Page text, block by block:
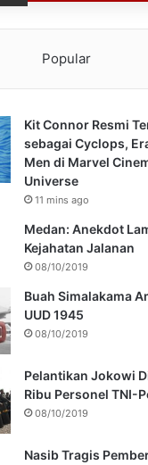
Popular
Kit Connor Resmi
sebagai Cyclops,
Men di Marvel
Universe
11 mins ago
Medan: Anekdot
Kejahatan Jalanan
08/10/2019
Buah Simalakama
UUD 1945
08/10/2019
Pelantikan Jokowi
Ribu Personel TNI-
08/10/2019
Nasib Tragis